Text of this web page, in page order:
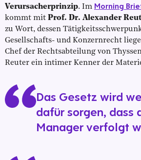
Verursacherprinzip. Im Morning
kommt mit Prof. Dr. Alexander
zu Wort, dessen
Gesellschafts- und Konzernrecht
Chef der Rechtsabteilung von
Reuter ein intimer Kenner der
Das Gesetz wird
dafür sorgen, dass
Manager verfolgt